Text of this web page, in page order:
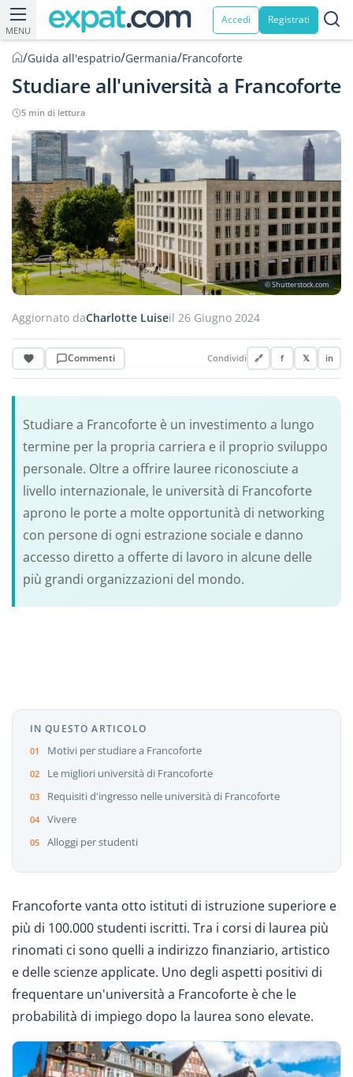
MENU
Accedi Registrati
/Guida all'espatrio/Germania/Francoforte
Studiare all'università a Francoforte
5 min di lettura
© Shutterstock.com
Aggiornato daCharlotte Luiseil 26 Giugno 2024
Commenti Condividi 🔗 f 𝕏 in
Studiare a Francoforte è un investimento a lungo
termine per la propria carriera e il proprio sviluppo
personale. Oltre a offrire lauree riconosciute a
livello internazionale, le università di Francoforte
aprono le porte a molte opportunità di networking
con persone di ogni estrazione sociale e danno
accesso diretto a offerte di lavoro in alcune delle
più grandi organizzazioni del mondo.
IN QUESTO ARTICOLO
Motivi per studiare a Francoforte
Le migliori università di Francoforte
Requisiti d'ingresso nelle università di Francoforte
Vivere
Alloggi per studenti
Francoforte vanta otto istituti di istruzione superiore e
più di 100.000 studenti iscritti. Tra i corsi di laurea più
rinomati ci sono quelli a indirizzo finanziario, artistico
e delle scienze applicate. Uno degli aspetti positivi di
frequentare un'università a Francoforte è che le
probabilità di impiego dopo la laurea sono elevate.